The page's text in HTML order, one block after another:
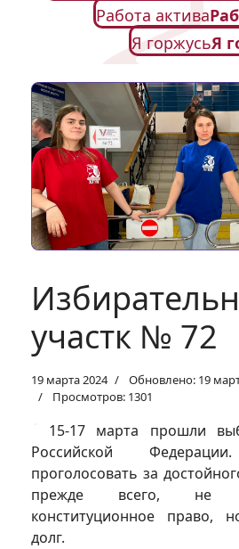
Работа актива
Я горжусьЯ
участк № 72
19 марта 2024
Обновлено: 19
Просмотров: 1301
15-17 марта прошли
Российской
проголосовать за
прежде всего, не
конституционное право,
долг.